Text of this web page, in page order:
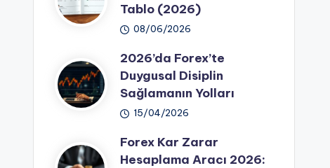
Tablo (2026)
08/06/2026
2026’da Forex’te
Duygusal Disiplin
Sağlamanın Yolları
15/04/2026
Forex Kar Zarar
Hesaplama Aracı 2026: